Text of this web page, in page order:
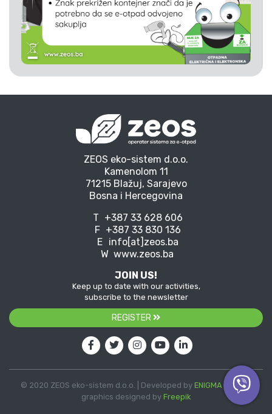
ZEOS eko-sistem d.o.o.
Kamenolom 11
71215 Blažuj, Sarajevo
Bosna i Hercegovina
T +387 33 628 606
F +387 33 830 136
E info[at]zeos.ba
W www.zeos.ba
JOIN US!
Keep up to date with our activities,
subscribe to the newsletter
REGISTER
© 2020 ZEOS eko-sistem d.o.o. | Developed by ENIGMA| Vector
graphics designed by Freepik